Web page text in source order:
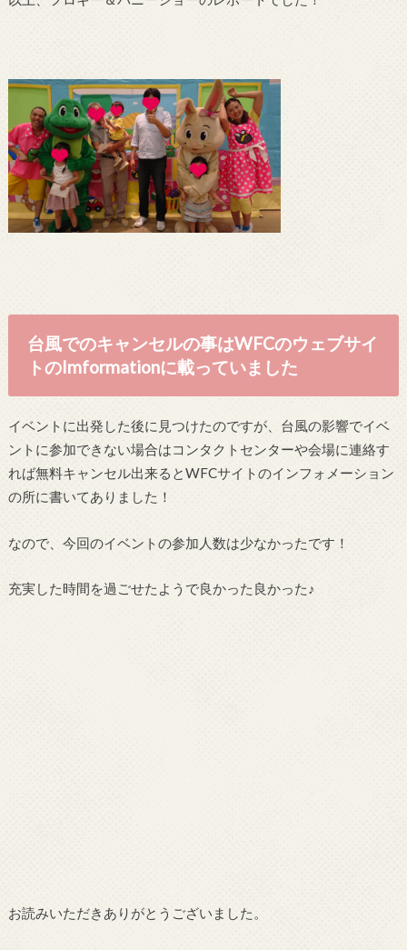
台風でのキャンセルの事はWFCのウェブサイ
トのImformationに載っていました
イベントに出発した後に見つけたのですが、台風の影響でイベ
ントに参加できない場合はコンタクトセンターや会場に連絡す
れば無料キャンセル出来るとWFCサイトのインフォメーション
の所に書いてありました！
なので、今回のイベントの参加人数は少なかったです！
充実した時間を過ごせたようで良かった良かった♪
お読みいただきありがとうございました。